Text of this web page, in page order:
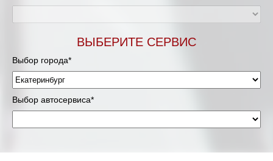
ВЫБЕРИТЕ СЕРВИС
Выбор города*
Выбор автосервиса*